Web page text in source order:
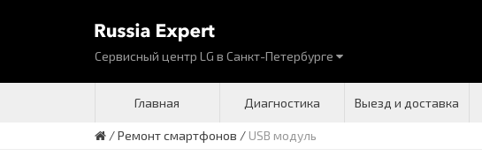
Сервисный центр LG в Санкт-Петербурге
Главная Диагностика Выезд и доставка
/Ремонт смартфонов / USB модуль